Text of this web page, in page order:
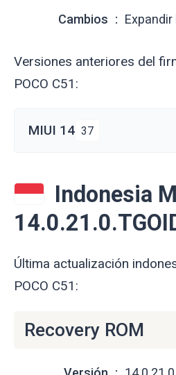
Cambios
Versiones anteriores del
POCO C51:
MIUI 14 37
Indonesia
Última actualización
POCO C51:
Recovery ROM